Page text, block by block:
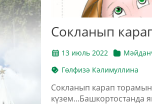
Сокланып
13 июль 2022
Гөлфизә Кәлимуллина
Сокланып карап
күзем...Башкортостанда